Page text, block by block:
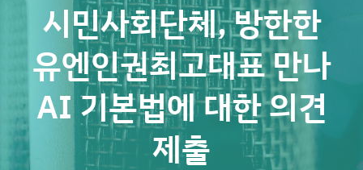
시민사회단체, 방한한
유엔인권최고대표 만나
AI 기본법에 대한 의견
제출